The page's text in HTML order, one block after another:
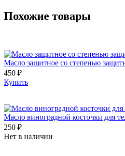
Похожие товары
Масло защитное со степенью
450 ₽
Купить
Масло виноградной косточки для
250 ₽
Нет в наличии